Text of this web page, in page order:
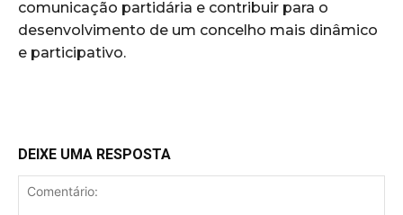
comunicação partidária e contribuir para o
desenvolvimento de um concelho mais dinâmico
e participativo.
DEIXE UMA RESPOSTA